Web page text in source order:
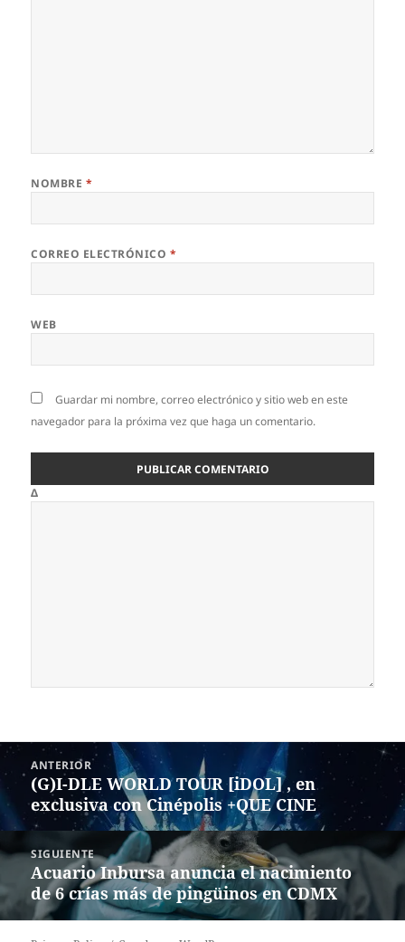
NOMBRE *
CORREO ELECTRÓNICO *
WEB
Guardar mi nombre, correo electrónico y sitio web en este
navegador para la próxima vez que haga un comentario.
Δ
Navegación
de
entradas
ANTERIOR
Entrada
anterior:
(G)I-DLE WORLD TOUR [iDOL] , en
exclusiva con Cinépolis +QUE CINE
SIGUIENTE
Siguiente
entrada:
Acuario Inbursa anuncia el nacimiento
de 6 crías más de pingüinos en CDMX